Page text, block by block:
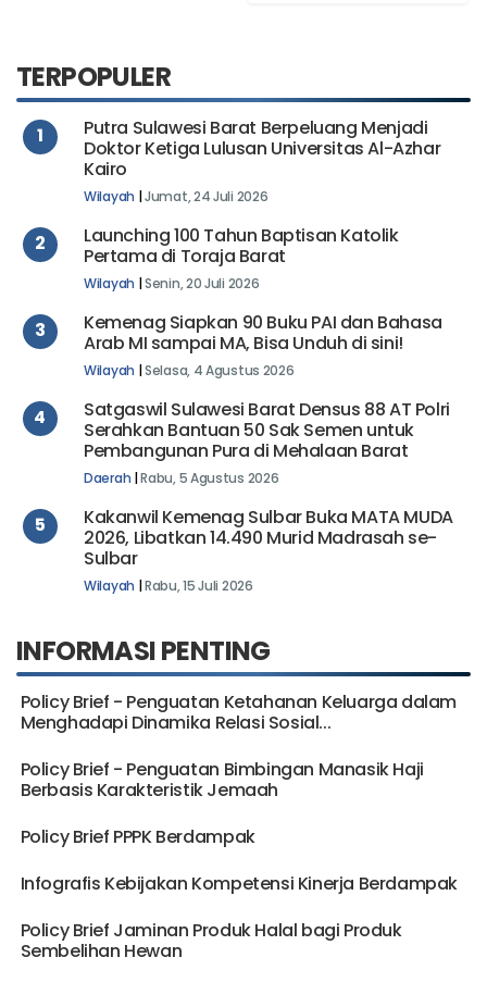
TERPOPULER
1
Putra Sulawesi Barat Berpeluang Menjadi
Doktor Ketiga Lulusan Universitas Al-Azhar
Kairo
Wilayah |Jumat, 24 Juli 2026
2
Launching 100 Tahun Baptisan Katolik
Pertama di Toraja Barat
Wilayah |Senin, 20 Juli 2026
3
Kemenag Siapkan 90 Buku PAI dan Bahasa
Arab MI sampai MA, Bisa Unduh di sini!
Wilayah |Selasa, 4 Agustus 2026
4
Satgaswil Sulawesi Barat Densus 88 AT Polri
Serahkan Bantuan 50 Sak Semen untuk
Pembangunan Pura di Mehalaan Barat
Daerah |Rabu, 5 Agustus 2026
5
Kakanwil Kemenag Sulbar Buka MATA MUDA
2026, Libatkan 14.490 Murid Madrasah se-
Sulbar
Wilayah |Rabu, 15 Juli 2026
INFORMASI PENTING
Policy Brief - Penguatan Ketahanan Keluarga dalam
Menghadapi Dinamika Relasi Sosial...
Policy Brief - Penguatan Bimbingan Manasik Haji
Berbasis Karakteristik Jemaah
Policy Brief PPPK Berdampak
Infografis Kebijakan Kompetensi Kinerja Berdampak
Policy Brief Jaminan Produk Halal bagi Produk
Sembelihan Hewan